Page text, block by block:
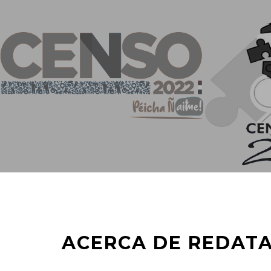
ACERCA DE